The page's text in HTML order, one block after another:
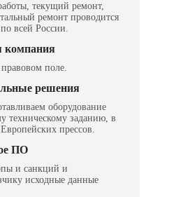
текущий ремонт,
ремонт проводится
всей России.
компания
поле.
решения
оборудование
техническому заданию, в
прессов.
ПО
и санкций и
исходные данные